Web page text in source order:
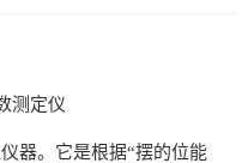
测定仪
器。它是根据“摆的位能